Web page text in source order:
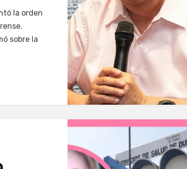
la orden
sobre la